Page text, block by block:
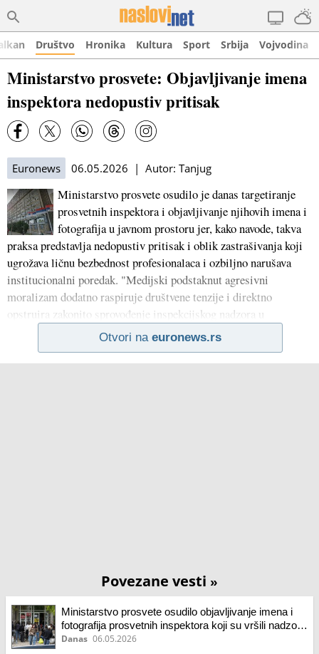
Društvo Hronika Kultura Sport Srbija Vojvodina
Ministarstvo prosvete: Objavljivanje imena
inspektora nedopustiv pritisak
Euronews 06.05.2026 | Autor: Tanjug
Ministarstvo prosvete osudilo je danas targetiranje
prosvetnih inspektora i objavljivanje njihovih imena i
fotografija u javnom prostoru jer, kako navode, takva
praksa predstavlja nedopustiv pritisak i oblik zastrašivanja koji
ugrožava ličnu bezbednost profesionalaca i ozbiljno narušava
institucionalni poredak. "Medijski podstaknut agresivni
moralizam dodatno raspiruje društvene tenzije i direktno
opstruira zakonito sprovođenje inspekcijskog nadzora u
Otvori na euronews.rs
Povezane vesti »
Ministarstvo prosvete osudilo objavljivanje imena i
fotografija prosvetnih inspektora koji su vršili nadzor
na Medicinskom fakultetu
Danas 06.05.2026